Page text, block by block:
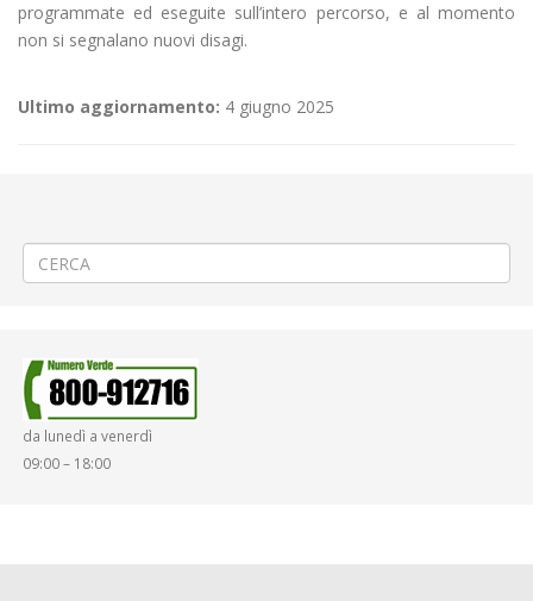
programmate ed eseguite sull’intero percorso, e al momento
non si segnalano nuovi disagi.
Ultimo aggiornamento: 4 giugno 2025
da lunedì a venerdì
09:00 – 18:00